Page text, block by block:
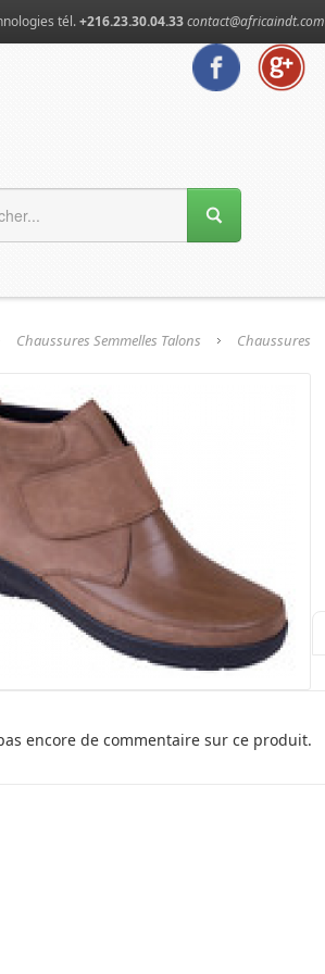
tél.+216.23.30.04.33contact@africaindt.com
Chaussures Semmelles Talons Chaussures
encore de commentaire sur ce produit.